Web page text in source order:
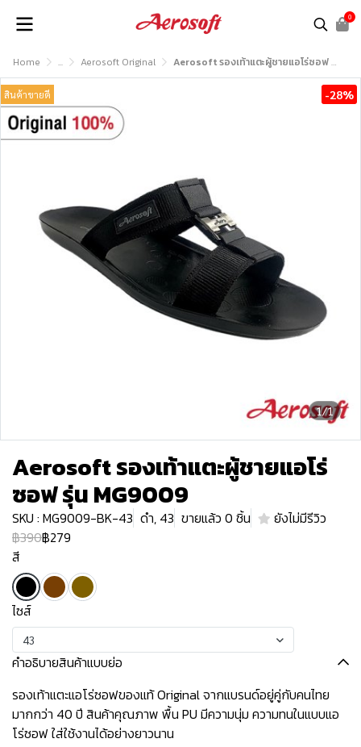
0
Home ... Aerosoft Original Aerosoft รองเท้าแตะผู้ชายแอโร่ซอฟ รุ่น MG9009
1/1
สินค้าขายดี -28%
Aerosoft รองเท้าแตะผู้ชายแอโร่
ซอฟ รุ่น MG9009
SKU : MG9009-BK-43 ดำ, 43 ขายแล้ว 0 ชิ้น
ยังไม่มีรีวิว
฿390฿279
สี
ไซส์
43
คำอธิบายสินค้าแบบย่อ
รองเท้าแตะแอโร่ซอฟของแท้ Original จากแบรนด์อยู่คู่กับคนไทย
มากกว่า 40 ปี สินค้าคุณภาพ พื้น PU มีความนุ่ม ความทนในแบบแอ
โร่ซอฟ ใส่ใช้งานได้อย่างยาวนาน